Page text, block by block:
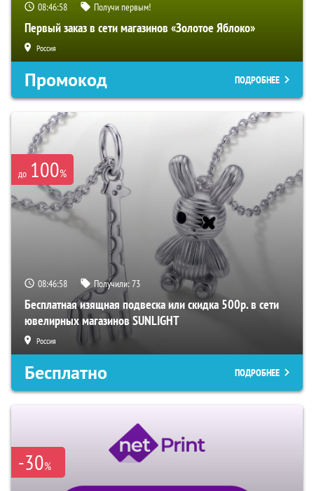
08:46:57 Получи первым!
Первый заказ в сети магазинов «Золотое Яблоко»
Россия
Промокод ПОДРОБНЕЕ
до 100%
08:46:57 Получили:73
Бесплатная изящная подвеска или скидка 500р. в сети
ювелирных магазинов SUNLIGHT
Россия
Бесплатно ПОДРОБНЕЕ
-30%